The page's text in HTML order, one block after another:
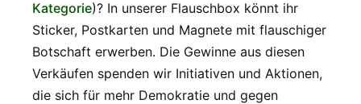
Kategorie)? In unserer Flauschbox könnt ihr
Sticker, Postkarten und Magnete mit flauschiger
Botschaft erwerben. Die Gewinne aus diesen
Verkäufen spenden wir Initiativen und Aktionen,
die sich für mehr Demokratie und gegen